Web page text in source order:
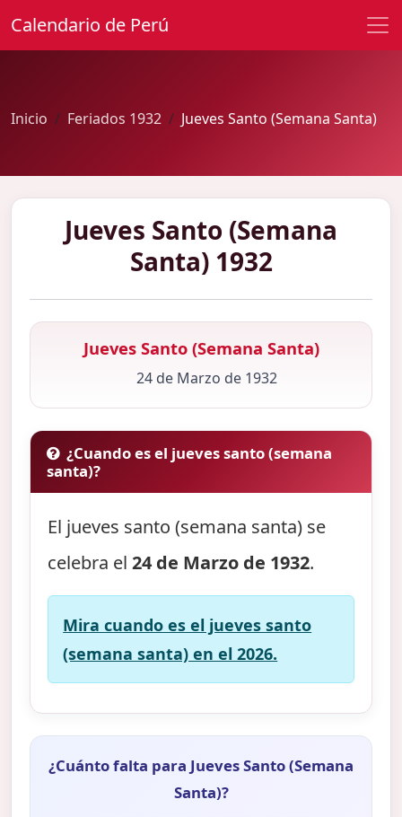
Calendario de Perú
Inicio Feriados 1932 Jueves Santo (Semana Santa)
Jueves Santo (Semana
Santa) 1932
Jueves Santo (Semana Santa)
24 de Marzo de 1932
¿Cuando es el jueves santo (semana
santa)?
El jueves santo (semana santa) se
celebra el24 de Marzo de 1932.
Mira cuando es el jueves santo
(semana santa) en el 2026.
¿Cuánto falta para Jueves Santo (Semana
Santa)?